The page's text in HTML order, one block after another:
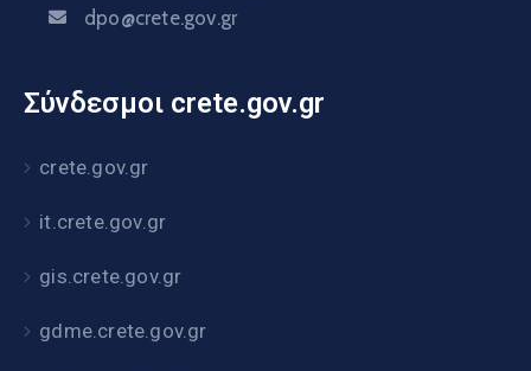
dpo@crete.gov.gr
Σύνδεσμοι crete.gov.gr
crete.gov.gr
it.crete.gov.gr
gis.crete.gov.gr
gdme.crete.gov.gr